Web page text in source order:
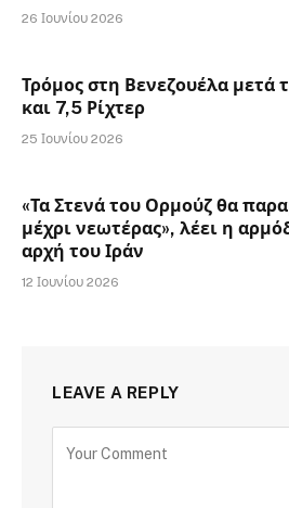
26 Ιουνίου 2026
Τρόμος στη Βενεζουέλα μετά
και 7,5 Ρίχτερ
25 Ιουνίου 2026
«Τα Στενά του Ορμούζ θα
μέχρι νεωτέρας», λέει η
αρχή του Ιράν
12 Ιουνίου 2026
LEAVE A REPLY